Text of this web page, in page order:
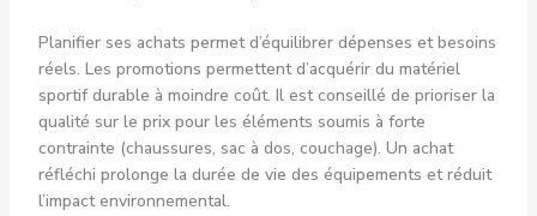
Planifier ses achats permet d’équilibrer dépenses et besoins
réels. Les promotions permettent d’acquérir du matériel
sportif durable à moindre coût. Il est conseillé de prioriser la
qualité sur le prix pour les éléments soumis à forte
contrainte (chaussures, sac à dos, couchage). Un achat
réfléchi prolonge la durée de vie des équipements et réduit
l’impact environnemental.